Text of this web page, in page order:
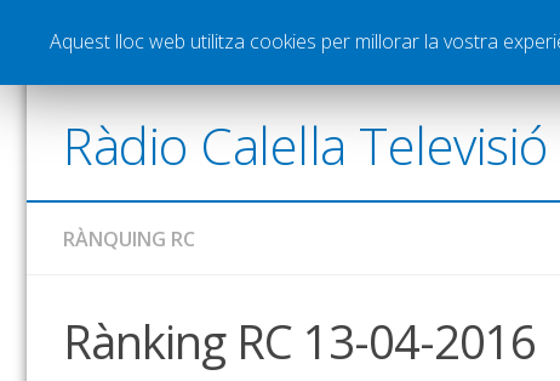
Notícies Esports Pòdcasts Vídeos
Ràdio Calella Televisió
RÀNQUING RC
Rànking RC 13-04-2016
Aquest lloc web utilitza cookies per millorar la vostra